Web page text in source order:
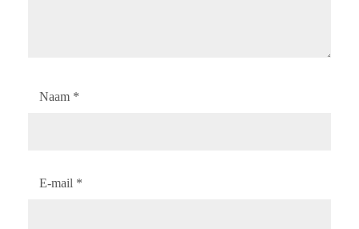
Naam *
E-mail *